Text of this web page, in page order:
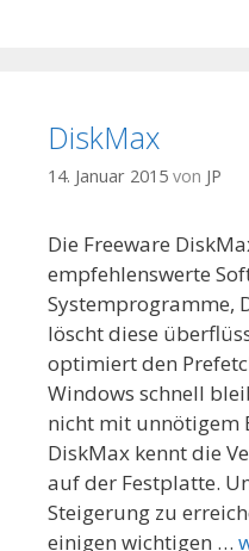
DiskMax
14. Januar 2015 von JP
Die Freeware
empfehlenswerte
Systemprogramme,
löscht diese
optimiert den
Windows schnell
nicht mit unnötigem
DiskMax kennt die
auf der Festplatte.
Steigerung zu
einigen wichtigen …